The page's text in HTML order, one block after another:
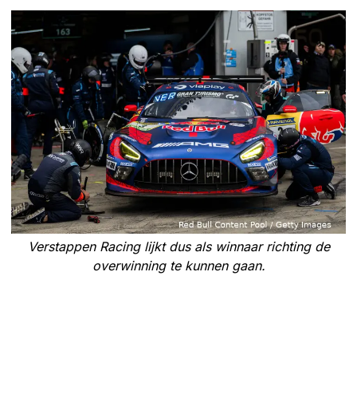
Verstappen Racing lijkt dus als winnaar richting de
overwinning te kunnen gaan.